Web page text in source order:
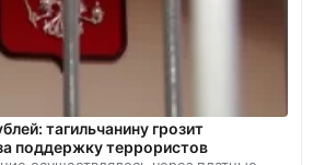
тагильчанину грозит
поддержку террористов